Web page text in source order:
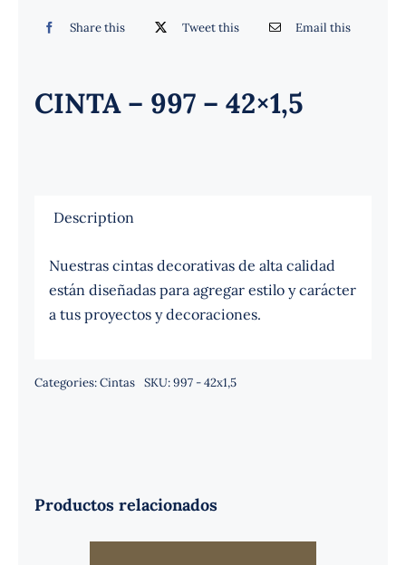
Share this Tweet this Email this
CINTA – 997 – 42×1,5
Description
Nuestras cintas decorativas de alta calidad
están diseñadas para agregar estilo y carácter
a tus proyectos y decoraciones.
Categories:Cintas SKU:997 - 42x1,5
Productos relacionados